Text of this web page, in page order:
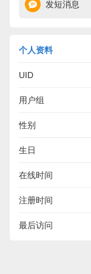
发短消息
个人资料
UID
用户组
性别
生日
在线时间
注册时间
最后访问